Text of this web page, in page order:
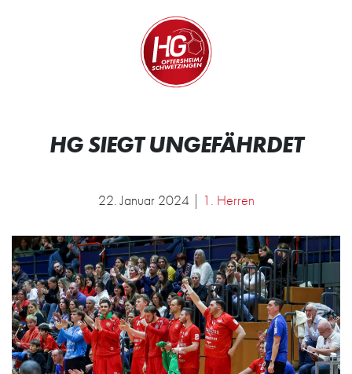
Zur Startseite
HG SIEGT UNGEFÄHRDET
22. Januar 2024 | 1. Herren